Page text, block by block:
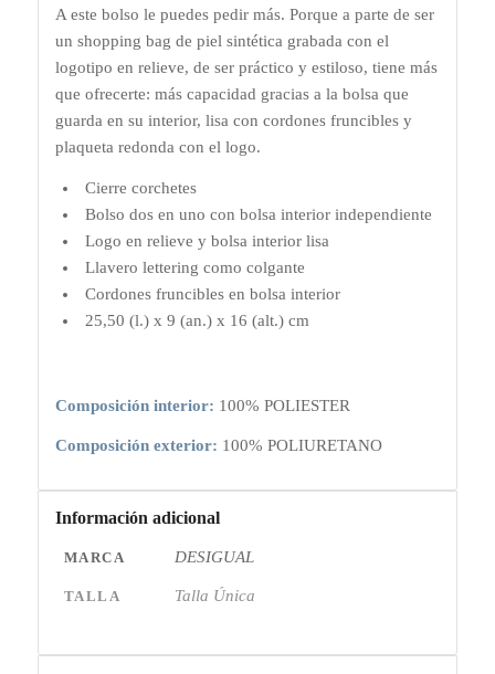
A este bolso le puedes pedir más. Porque a parte de ser
un shopping bag de piel sintética grabada con el
logotipo en relieve, de ser práctico y estiloso, tiene más
que ofrecerte: más capacidad gracias a la bolsa que
guarda en su interior, lisa con cordones fruncibles y
plaqueta redonda con el logo.
Cierre corchetes
Bolso dos en uno con bolsa interior independiente
Logo en relieve y bolsa interior lisa
Llavero lettering como colgante
Cordones fruncibles en bolsa interior
25,50 (l.) x 9 (an.) x 16 (alt.) cm
Composición interior: 100% POLIESTER
Composición exterior: 100% POLIURETANO
Información adicional
MARCA DESIGUAL
TALLA Talla Única